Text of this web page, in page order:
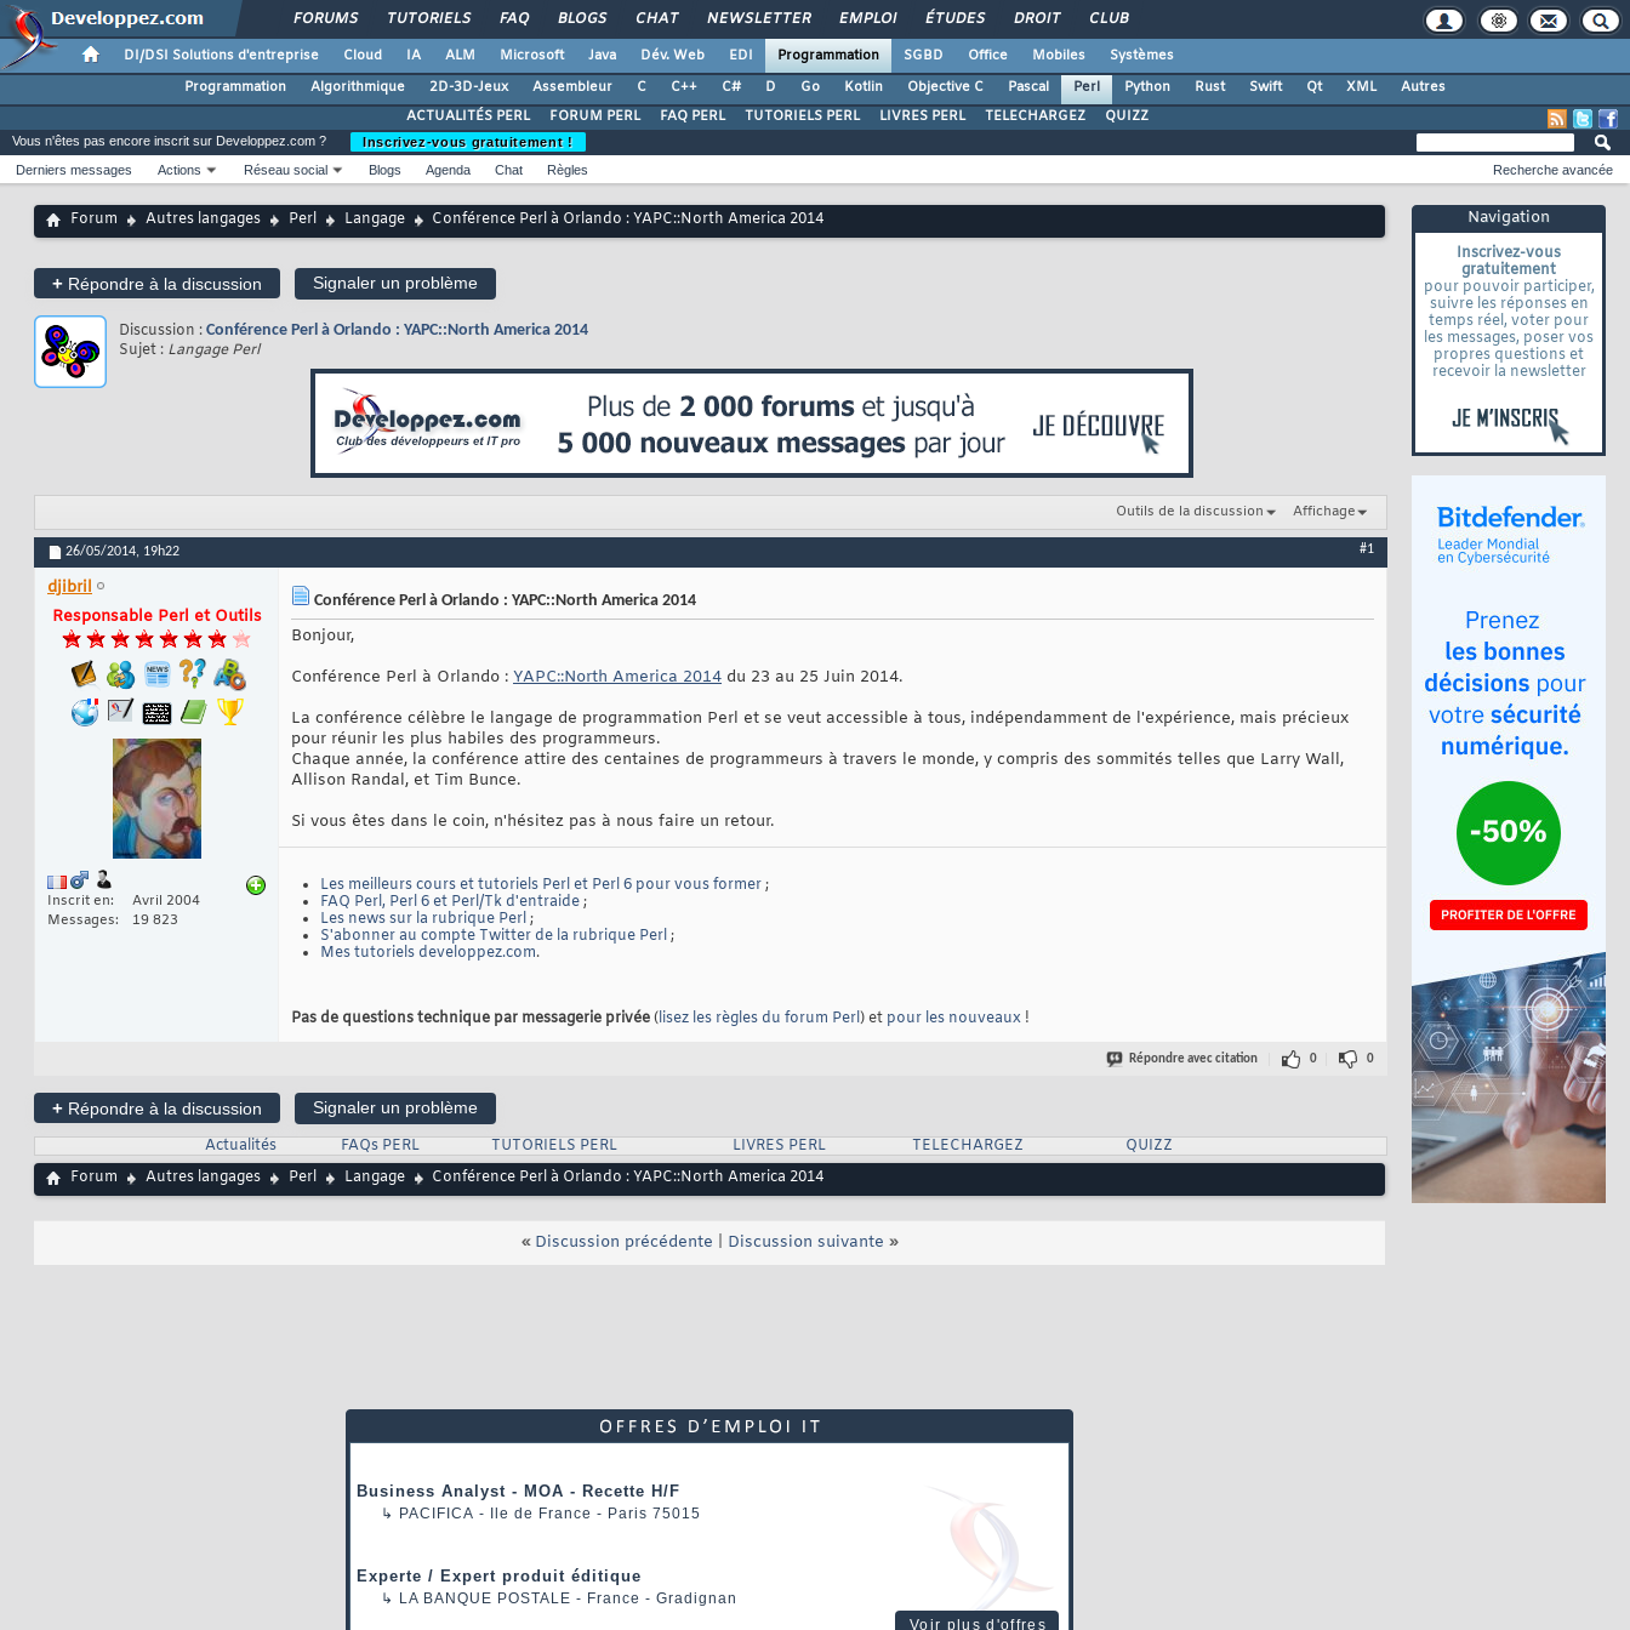
FORUMS TUTORIELS FAQ BLOGS CHAT NEWSLETTER EMPLOI ÉTUDES DROIT CLUB
DI/DSI Solutions d'entreprise Cloud IA ALM Microsoft Java Dév. Web EDI Programmation SGBD Office Mobiles
Systèmes
Programmation
Algorithmique 2D-3D-Jeux Assembleur C C++ C# D Go Kotlin Objective C Pascal Perl Python Rust Swift Qt XML
Autres
ACTUALITÉS PERL
FORUM PERL FAQ PERL TUTORIELS PERL LIVRES PERL TELECHARGEZ QUIZZ
Navigation
Inscrivez-vous
gratuitement
pour pouvoir participer,
suivre les réponses en
temps réel, voter pour
les messages, poser vos
propres questions et
recevoir la newsletter
Vous n'êtes pas encore inscrit sur Developpez.com ?
Inscrivez-vous gratuitement !
Derniers messages
Actions Réseau social Blogs Agenda Chat Règles Recherche avancée
Forum Autres langages Perl Langage Conférence Perl à Orlando : YAPC::North America 2014
+ Répondre à la discussion Signaler un problème
Discussion : Conférence Perl à Orlando : YAPC::North America 2014
Sujet : Langage Perl
Outils de la discussion Affichage
26/05/2014, 19h22 #1
djibril
Responsable Perl et Outils
Inscrit en
Avril 2004
Messages
19 823
Conférence Perl à Orlando : YAPC::North America 2014
Bonjour,
Conférence Perl à Orlando : YAPC::North America 2014 du 23 au 25 Juin 2014.
La conférence célèbre le langage de programmation Perl et se veut accessible à tous, indépendamment de l'expérience, mais précieux
pour réunir les plus habiles des programmeurs.
Chaque année, la conférence attire des centaines de programmeurs à travers le monde, y compris des sommités telles que Larry Wall,
Allison Randal, et Tim Bunce.
Si vous êtes dans le coin, n'hésitez pas à nous faire un retour.
Les meilleurs cours et tutoriels Perl et Perl 6 pour vous former;
FAQ Perl, Perl 6 et Perl/Tk d'entraide;
Les news sur la rubrique Perl;
S'abonner au compte Twitter de la rubrique Perl;
Mes tutoriels developpez.com.
Pas de questions technique par messagerie privée(lisez les règles du forum Perl) et pour les nouveaux !
Répondre avec citation 0 0
+ Répondre à la discussion
Signaler un problème
Actualités
FAQs PERL TUTORIELS PERL LIVRES PERL TELECHARGEZ
QUIZZ
Forum
Autres langages Perl Langage Conférence Perl à Orlando : YAPC::North America 2014
« Discussion précédente Discussion suivante »
Business Analyst - MOA - Recette H/F
↳ PACIFICA - Ile de France - Paris 75015
Experte / Expert produit éditique
↳ LA BANQUE POSTALE - France - Gradignan
Voir plus d'offres